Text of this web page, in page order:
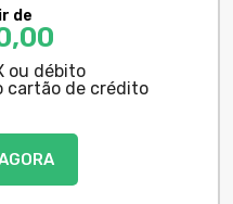
de
ou débito
cartão de crédito